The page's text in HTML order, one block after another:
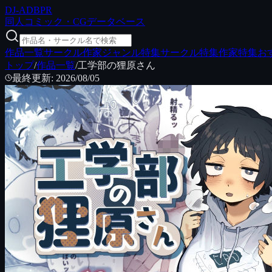
DJ-ADBPR
同人コミック・CGデータベース
作品一覧サークル作家ジャンル特集サークル特集作家特集お
トップ/作品一覧/工学部の狸原さん
最終更新: 2026/08/05